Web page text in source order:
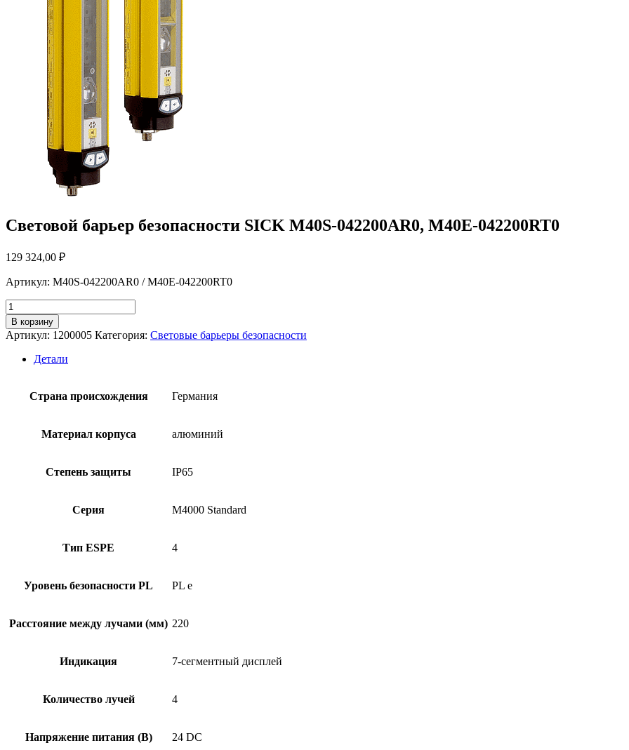
Cветовой барьер безопасности SICK M40S-042200AR0, M40E-042200RT0
129 324,00 ₽
Артикул: M40S-042200AR0 / M40E-042200RT0
Количество
товара
Cветовой
барьер
безопасности
042200AR0,
В корзину
Артикул: 1200005 Категория: Световые барьеры безопасности
Детали
Страна происхождения Германия
Материал корпуса алюминий
Степень защиты IP65
Серия M4000 Standard
Тип ESPE 4
Уровень безопасности PL PL e
Расстояние между лучами (мм) 220
Индикация 7-сегментный дисплей
Количество лучей 4
Напряжение питания (В) 24 DC